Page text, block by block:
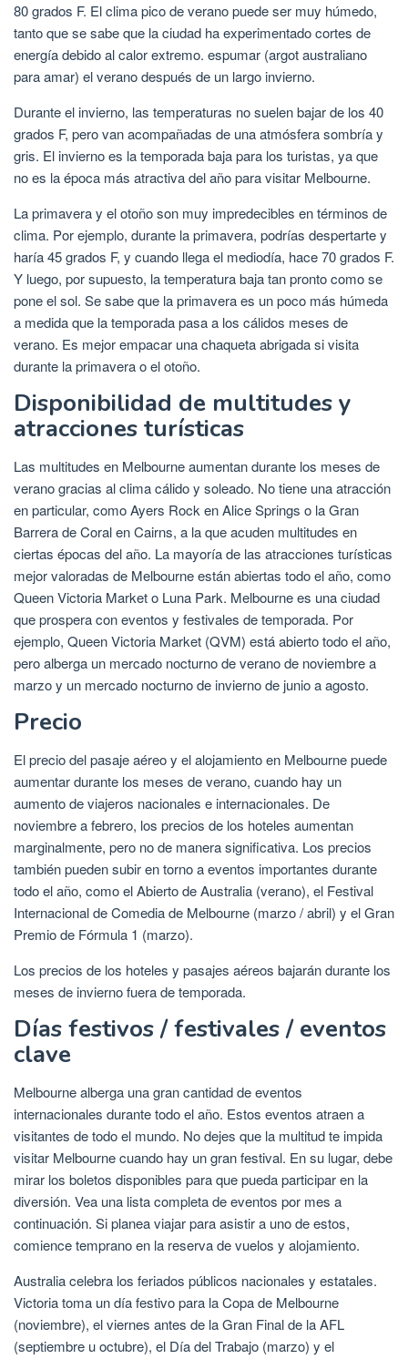
80 grados F. El clima pico de verano puede ser muy húmedo,
tanto que se sabe que la ciudad ha experimentado cortes de
energía debido al calor extremo. espumar (argot australiano
para amar) el verano después de un largo invierno.
Durante el invierno, las temperaturas no suelen bajar de los 40
grados F, pero van acompañadas de una atmósfera sombría y
gris. El invierno es la temporada baja para los turistas, ya que
no es la época más atractiva del año para visitar Melbourne.
La primavera y el otoño son muy impredecibles en términos de
clima. Por ejemplo, durante la primavera, podrías despertarte y
haría 45 grados F, y cuando llega el mediodía, hace 70 grados F.
Y luego, por supuesto, la temperatura baja tan pronto como se
pone el sol. Se sabe que la primavera es un poco más húmeda
a medida que la temporada pasa a los cálidos meses de
verano. Es mejor empacar una chaqueta abrigada si visita
durante la primavera o el otoño.
Disponibilidad de multitudes y
atracciones turísticas
Las multitudes en Melbourne aumentan durante los meses de
verano gracias al clima cálido y soleado. No tiene una atracción
en particular, como Ayers Rock en Alice Springs o la Gran
Barrera de Coral en Cairns, a la que acuden multitudes en
ciertas épocas del año. La mayoría de las atracciones turísticas
mejor valoradas de Melbourne están abiertas todo el año, como
Queen Victoria Market o Luna Park. Melbourne es una ciudad
que prospera con eventos y festivales de temporada. Por
ejemplo, Queen Victoria Market (QVM) está abierto todo el año,
pero alberga un mercado nocturno de verano de noviembre a
marzo y un mercado nocturno de invierno de junio a agosto.
Precio
El precio del pasaje aéreo y el alojamiento en Melbourne puede
aumentar durante los meses de verano, cuando hay un
aumento de viajeros nacionales e internacionales. De
noviembre a febrero, los precios de los hoteles aumentan
marginalmente, pero no de manera significativa. Los precios
también pueden subir en torno a eventos importantes durante
todo el año, como el Abierto de Australia (verano), el Festival
Internacional de Comedia de Melbourne (marzo / abril) y el Gran
Premio de Fórmula 1 (marzo).
Los precios de los hoteles y pasajes aéreos bajarán durante los
meses de invierno fuera de temporada.
Días festivos / festivales / eventos
clave
Melbourne alberga una gran cantidad de eventos
internacionales durante todo el año. Estos eventos atraen a
visitantes de todo el mundo. No dejes que la multitud te impida
visitar Melbourne cuando hay un gran festival. En su lugar, debe
mirar los boletos disponibles para que pueda participar en la
diversión. Vea una lista completa de eventos por mes a
continuación. Si planea viajar para asistir a uno de estos,
comience temprano en la reserva de vuelos y alojamiento.
Australia celebra los feriados públicos nacionales y estatales.
Victoria toma un día festivo para la Copa de Melbourne
(noviembre), el viernes antes de la Gran Final de la AFL
(septiembre u octubre), el Día del Trabajo (marzo) y el